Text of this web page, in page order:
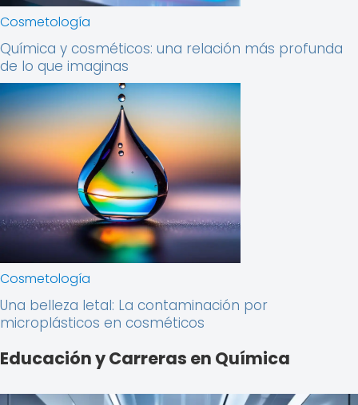
Cosmetología
Química y cosméticos: una relación más profunda
de lo que imaginas
Cosmetología
Una belleza letal: La contaminación por
microplásticos en cosméticos
Educación y Carreras en Química